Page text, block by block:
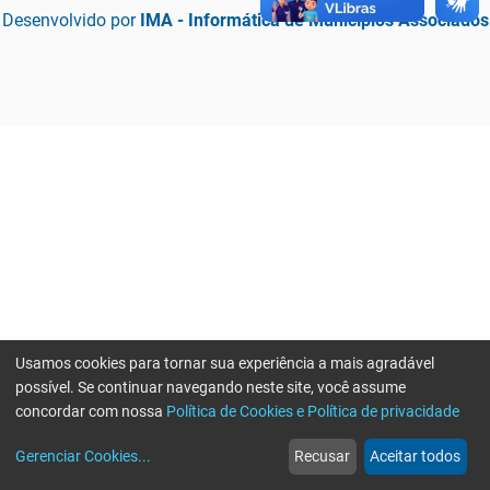
Desenvolvido por IMA - Informática de Municípios Associados
web
Notícias
more_horiz
Mais
Usamos cookies para tornar sua experiência a mais agradável
possível. Se continuar navegando neste site, você assume
concordar com nossa Política de Cookies e Política de privacidade
Gerenciar Cookies... Recusar Aceitar todos
Erro ao enviar informações, por favor tente novamente